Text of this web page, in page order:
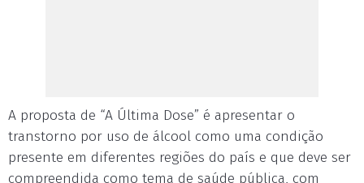
A proposta de “A Última Dose” é apresentar o
transtorno por uso de álcool como uma condição
presente em diferentes regiões do país e que deve ser
compreendida como tema de saúde pública, com